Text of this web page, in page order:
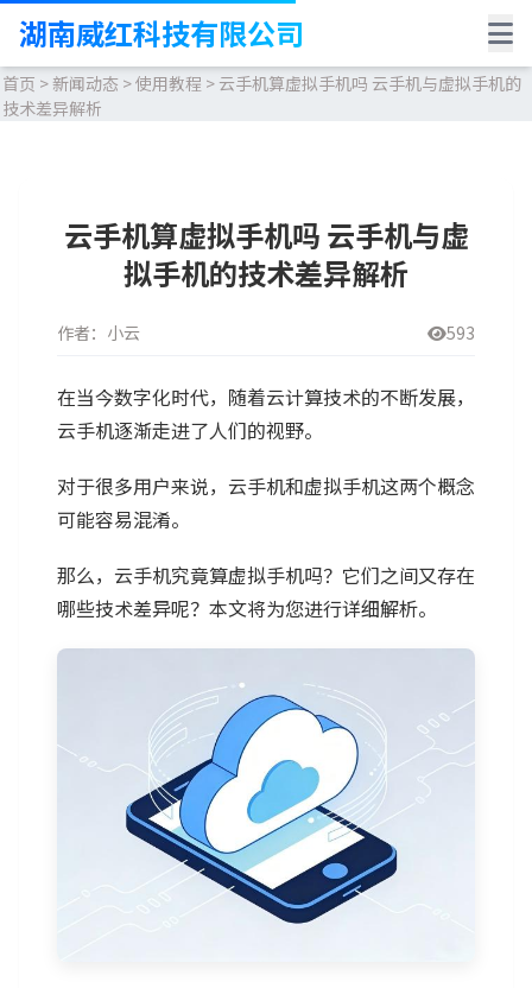
湖南威红科技有限公司
首页 >新闻动态 >使用教程 > 云手机算虚拟手机吗 云手机与虚拟手机的
技术差异解析
云手机算虚拟手机吗 云手机与虚
拟手机的技术差异解析
作者：小云 593
在当今数字化时代，随着云计算技术的不断发展，
云手机逐渐走进了人们的视野。
对于很多用户来说，云手机和虚拟手机这两个概念
可能容易混淆。
那么，云手机究竟算虚拟手机吗？它们之间又存在
哪些技术差异呢？本文将为您进行详细解析。